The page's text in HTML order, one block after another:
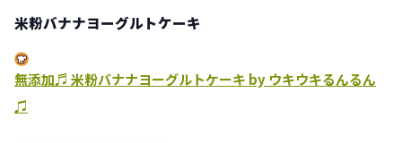
米粉バナナヨーグルトケーキ
無添加♬ 米粉バナナヨーグルトケーキ by ウキウキるんるん
♫